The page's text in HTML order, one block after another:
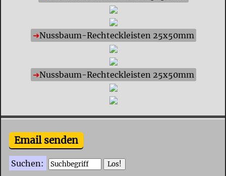
Nussbaum-Rechteckleisten 25x50mm
Nussbaum-Rechteckleisten 25x50mm
Email senden
Suchen: